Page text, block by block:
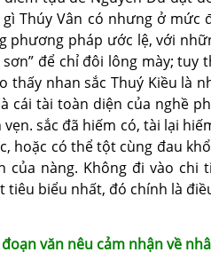
Thúy Vân có nhưng ở mức
phương pháp ước lệ, với
sơn” để chỉ đôi lông mày; tuy
thấy nhan sắc Thuý Kiều là
cái tài toàn diện của nghề
sắc đã hiếm có, tài lại
hoặc có thể tột cùng đau
của nàng. Không đi vào chi
tiêu biểu nhất, đó chính là
văn nêu cảm nhận về